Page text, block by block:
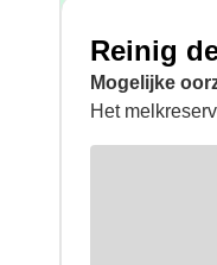
Reinig
Mogelijke
Het